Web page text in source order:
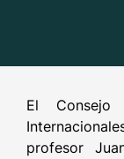
El Consejo
profesor